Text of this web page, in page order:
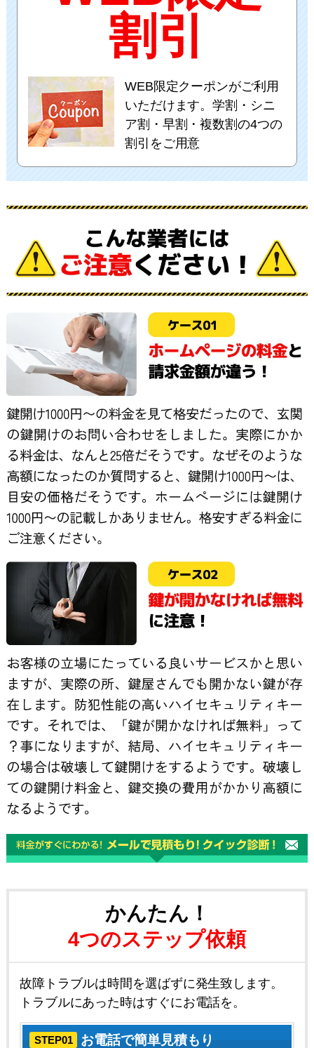
割引
WEB限定クーポンがご利用
いただけます。学割・シニ
ア割・早割・複数割の4つの
割引をご用意
かんたん！
4つのステップ依頼
故障トラブルは時間を選ばずに発生致します。
トラブルにあった時はすぐにお電話を。
STEP01 お電話で簡単見積もり